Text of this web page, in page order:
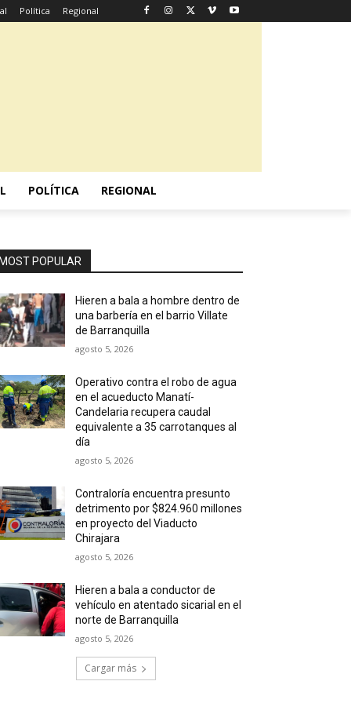
Política Regional
POLÍTICA REGIONAL
MOST POPULAR
Hieren a bala a hombre dentro de
una barbería en el barrio Villate
de Barranquilla
agosto 5, 2026
Operativo contra el robo de agua
en el acueducto Manatí-
Candelaria recupera caudal
equivalente a 35 carrotanques al
día
agosto 5, 2026
Contraloría encuentra presunto
detrimento por $824.960 millones
en proyecto del Viaducto
Chirajara
agosto 5, 2026
Hieren a bala a conductor de
vehículo en atentado sicarial en el
norte de Barranquilla
agosto 5, 2026
Cargar más